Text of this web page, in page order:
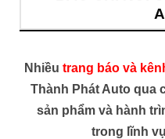
Nhiều trang báo và
Thành Phát Auto qua
sản phẩm và hành
trong lĩnh